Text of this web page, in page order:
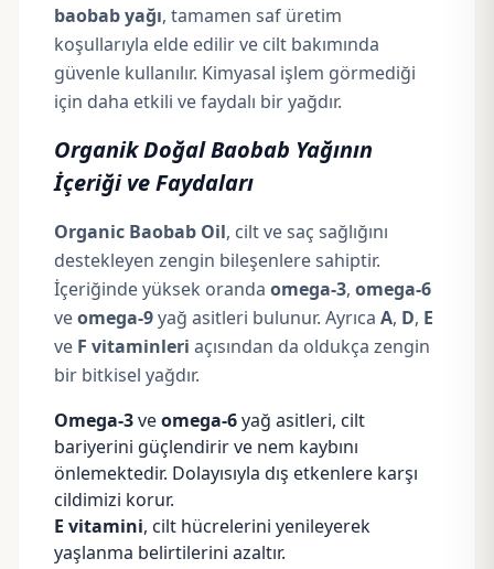
baobab yağı, tamamen saf üretim
koşullarıyla elde edilir ve cilt bakımında
güvenle kullanılır. Kimyasal işlem görmediği
için daha etkili ve faydalı bir yağdır.
Organik Doğal Baobab Yağının
İçeriği ve Faydaları
Organic Baobab Oil, cilt ve saç sağlığını
destekleyen zengin bileşenlere sahiptir.
İçeriğinde yüksek oranda omega-3, omega-6
veomega-9yağ asitleri bulunur. Ayrıca A, D, E
ve F vitaminleri açısından da oldukça zengin
bir bitkisel yağdır.
Omega-3veomega-6yağ asitleri, cilt
bariyerini güçlendirir ve nem kaybını
önlemektedir. Dolayısıyla dış etkenlere karşı
cildimizi korur.
E vitamini, cilt hücrelerini yenileyerek
yaşlanma belirtilerini azaltır.